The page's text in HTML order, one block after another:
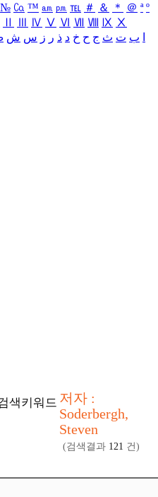
№ ㏇ ™ ㏂ ㏘ ℡ ＃ ＆ ＊ ＠ ª º
Ⅳ Ⅴ Ⅵ Ⅶ Ⅷ Ⅸ Ⅹ
ب ت ث ج ح خ د ذ ر ز س ش
색키워드 저자 :
Soderbergh,
Steven
(검색결과 121 건)